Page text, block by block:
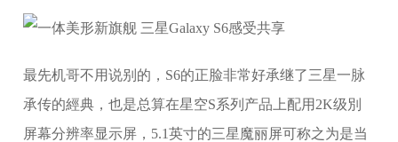
最先机哥不用说别的，S6的正脸非常好承继了三星一脉
承传的經典，也是总算在星空S系列产品上配用2K级別
屏幕分辨率显示屏，5.1英寸的三星魔丽屏可称之为是当